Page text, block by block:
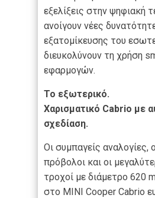
εξελίξεις στην ψηφιακή
ανοίγουν νέες
εξατομίκευσης του
διευκολύνουν τη χρήση
εφαρμογών.
Το εξωτερικό.
Χαρισματικό Cabrio με
σχεδίαση.
Οι συμπαγείς αναλογίες,
πρόβολοι και οι
τροχοί με διάμετρο 620
στο MINI Cooper Cabrio